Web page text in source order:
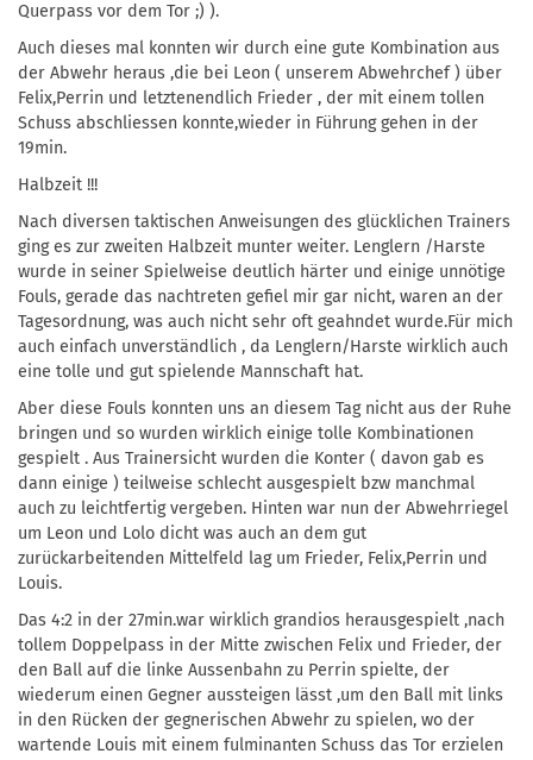
Querpass vor dem Tor ;) ).
Auch dieses mal konnten wir durch eine gute Kombination aus
der Abwehr heraus ,die bei Leon ( unserem Abwehrchef ) über
Felix,Perrin und letztenendlich Frieder , der mit einem tollen
Schuss abschliessen konnte,wieder in Führung gehen in der
19min.
Halbzeit !!!
Nach diversen taktischen Anweisungen des glücklichen Trainers
ging es zur zweiten Halbzeit munter weiter. Lenglern /Harste
wurde in seiner Spielweise deutlich härter und einige unnötige
Fouls, gerade das nachtreten gefiel mir gar nicht, waren an der
Tagesordnung, was auch nicht sehr oft geahndet wurde.Für mich
auch einfach unverständlich , da Lenglern/Harste wirklich auch
eine tolle und gut spielende Mannschaft hat.
Aber diese Fouls konnten uns an diesem Tag nicht aus der Ruhe
bringen und so wurden wirklich einige tolle Kombinationen
gespielt . Aus Trainersicht wurden die Konter ( davon gab es
dann einige ) teilweise schlecht ausgespielt bzw manchmal
auch zu leichtfertig vergeben. Hinten war nun der Abwehrriegel
um Leon und Lolo dicht was auch an dem gut
zurückarbeitenden Mittelfeld lag um Frieder, Felix,Perrin und
Louis.
Das 4:2 in der 27min.war wirklich grandios herausgespielt ,nach
tollem Doppelpass in der Mitte zwischen Felix und Frieder, der
den Ball auf die linke Aussenbahn zu Perrin spielte, der
wiederum einen Gegner aussteigen lässt ,um den Ball mit links
in den Rücken der gegnerischen Abwehr zu spielen, wo der
wartende Louis mit einem fulminanten Schuss das Tor erzielen